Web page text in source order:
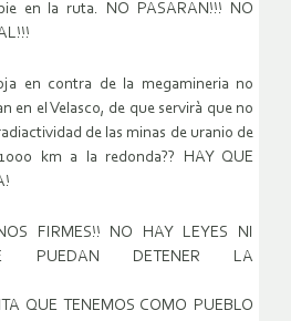
en la ruta. NO PASARAN!!! NO
en contra de la megamineria no
en el Velasco, de que servirà que no
de las minas de uranio de
km a la redonda?? HAY QUE
FIRMES!! NO HAY LEYES NI
PUEDAN DETENER LA
QUE TENEMOS COMO PUEBLO